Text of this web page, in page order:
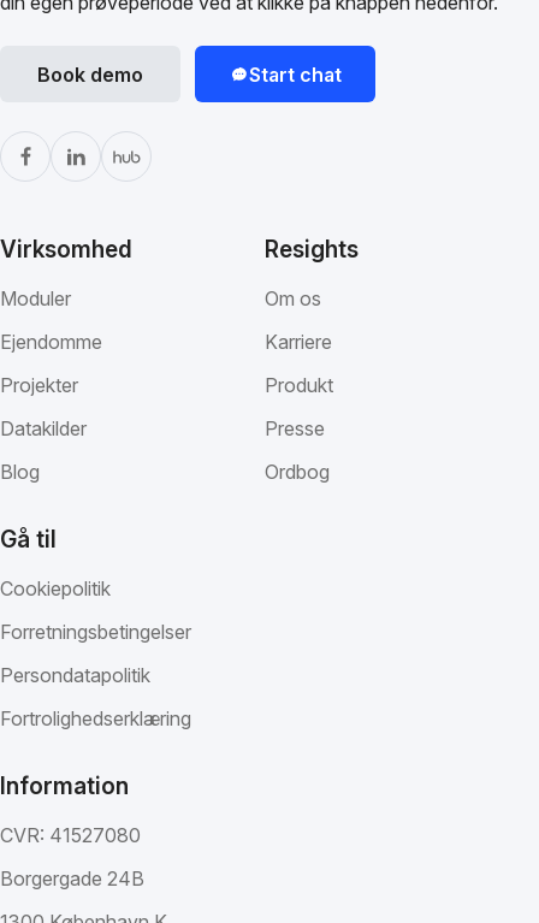
Book demo Start chat
Virksomhed
Moduler
Ejendomme
Projekter
Datakilder
Blog
Resights
Om os
Karriere
Produkt
Presse
Ordbog
Gå til
Cookiepolitik
Forretningsbetingelser
Persondatapolitik
Fortrolighedserklæring
Information
CVR: 41527080
Borgergade 24B